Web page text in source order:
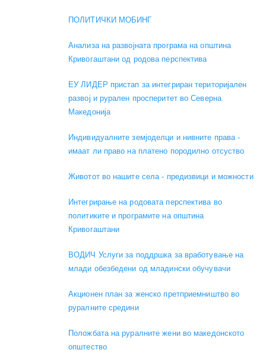
ПОЛИТИЧКИ МОБИНГ
Анализа на развојната програма на општина
Кривогаштани од родова перспектива
ЕУ ЛИДЕР пристап за интегриран територијален
развој и рурален просперитет во Северна
Македонија
Индивидуалните земјоделци и нивните права -
имаат ли право на платено породилно отсуство
Животот во нашите села - предизвици и можности
Интегрирање на родовата перспектива во
политиките и програмите на општина
Кривогаштани
ВОДИЧ Услуги за поддршка за вработување на
млади обезбедени од младински обучувачи
Акционен план за женско претприемништво во
руралните средини
Положбата на руралните жени во македонското
општество